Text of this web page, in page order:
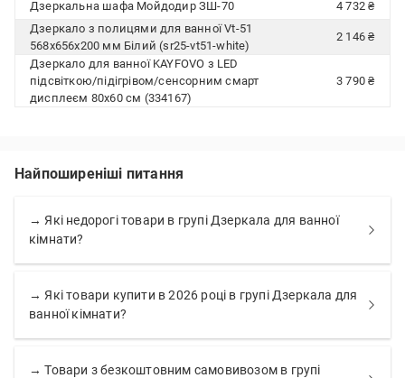
Дзеркальна шафа Мойдодир ЗШ-70
4 732 ₴
Дзеркало з полицями для ванної Vt-51
568x656x200 мм Білий (sr25-vt51-white)
2 146 ₴
Дзеркало для ванної KAYFOVO з LED
підсвіткою/підігрівом/сенсорним смарт
дисплеєм 80х60 см (334167)
3 790 ₴
Найпоширеніші питання
→ Які недорогі товари в групі Дзеркала для ванної
кімнати?
→ Які товари купити в 2026 році в групі Дзеркала для
ванної кімнати?
→ Товари з безкоштовним самовивозом в групі